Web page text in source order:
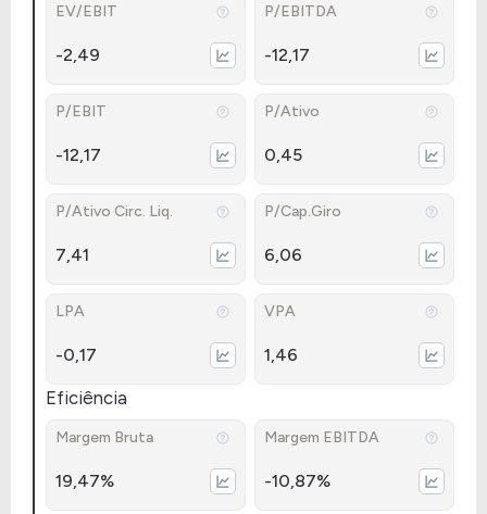
EV/EBIT
-2,49
P/EBITDA
-12,17
P/EBIT
-12,17
P/Ativo
0,45
P/Ativo Circ. Liq.
7,41
P/Cap.Giro
6,06
LPA
-0,17
VPA
1,46
Eficiência
Margem Bruta
19,47%
Margem EBITDA
-10,87%